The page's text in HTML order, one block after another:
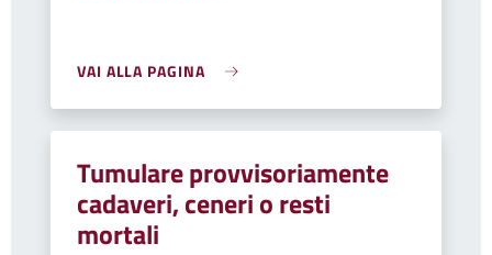
VAI ALLA PAGINA
Tumulare provvisoriamente
cadaveri, ceneri o resti
mortali